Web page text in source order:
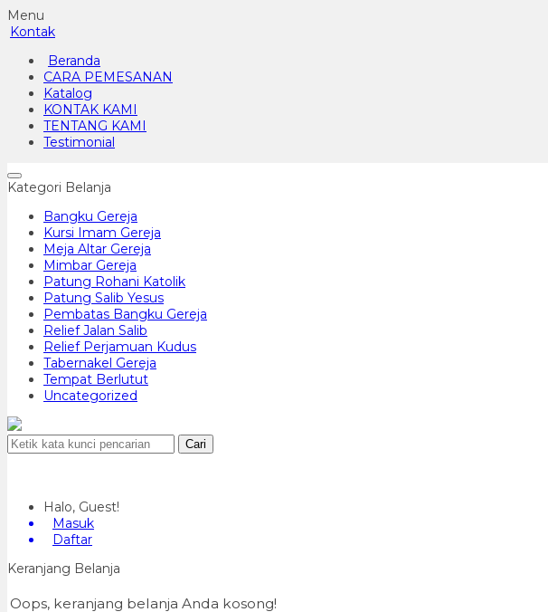
Menu
Kontak
Beranda
CARA PEMESANAN
Katalog
KONTAK KAMI
TENTANG KAMI
Testimonial
Kategori Belanja
Bangku Gereja
Kursi Imam Gereja
Meja Altar Gereja
Mimbar Gereja
Patung Rohani Katolik
Patung Salib Yesus
Pembatas Bangku Gereja
Relief Jalan Salib
Relief Perjamuan Kudus
Tabernakel Gereja
Tempat Berlutut
Uncategorized
Cari
Halo, Guest!
Masuk
Daftar
Keranjang Belanja
Oops, keranjang belanja Anda kosong!